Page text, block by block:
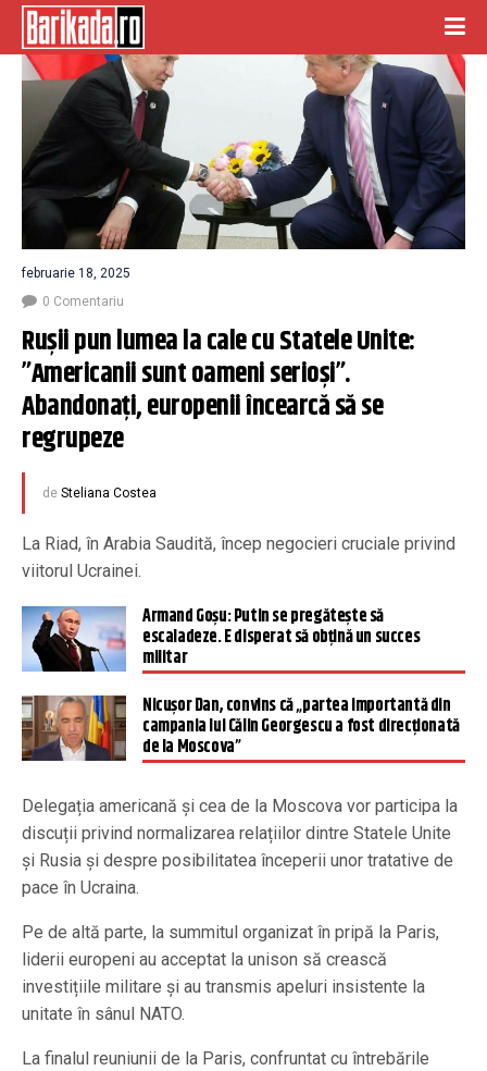
februarie 18, 2025
0 Comentariu
Rușii pun lumea la cale cu Statele Unite:
”Americanii sunt oameni serioși”.
Abandonați, europenii încearcă să se
regrupeze
de Steliana Costea
La Riad, în Arabia Saudită, încep negocieri cruciale privind
viitorul Ucrainei.
Armand Goșu: Putin se pregătește să
escaladeze. E disperat să obțină un succes
militar
Nicușor Dan, convins că „partea importantă din
campania lui Călin Georgescu a fost direcţionată
de la Moscova”
Delegația americană și cea de la Moscova vor participa la
discuții privind normalizarea relațiilor dintre Statele Unite
și Rusia și despre posibilitatea începerii unor tratative de
pace în Ucraina.
Pe de altă parte, la summitul organizat în pripă la Paris,
liderii europeni au acceptat la unison să crească
investițiile militare și au transmis apeluri insistente la
unitate în sânul NATO.
La finalul reuniunii de la Paris, confruntat cu întrebările